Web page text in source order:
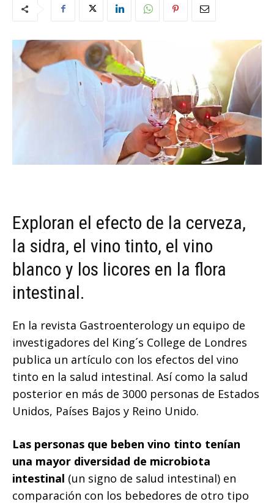
Exploran el efecto de la cerveza,
la sidra, el vino tinto, el vino
blanco y los licores en la flora
intestinal.
En la revista Gastroenterology un equipo de
investigadores del King´s College de Londres
publica un artículo con los efectos del vino
tinto en la salud intestinal. Así como la salud
posterior en más de 3000 personas de Estados
Unidos, Países Bajos y Reino Unido.
Las personas que beben vino tinto tenían
una mayor diversidad de microbiota
intestinal (un signo de salud intestinal) en
comparación con los bebedores de otro tipo